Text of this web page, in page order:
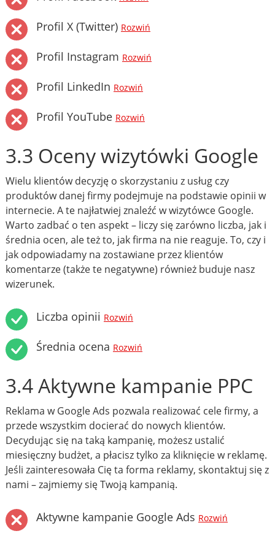
Profil X (Twitter) Rozwiń
Profil Instagram Rozwiń
Profil LinkedIn Rozwiń
Profil YouTube Rozwiń
3.3 Oceny wizytówki Google
Wielu klientów decyzję o skorzystaniu z usług czy
produktów danej firmy podejmuje na podstawie opinii w
internecie. A te najłatwiej znaleźć w wizytówce Google.
Warto zadbać o ten aspekt – liczy się zarówno liczba, jak i
średnia ocen, ale też to, jak firma na nie reaguje. To, czy i
jak odpowiadamy na zostawiane przez klientów
komentarze (także te negatywne) również buduje nasz
wizerunek.
Liczba opinii Rozwiń
Średnia ocena Rozwiń
3.4 Aktywne kampanie PPC
Reklama w Google Ads pozwala realizować cele firmy, a
przede wszystkim docierać do nowych klientów.
Decydując się na taką kampanię, możesz ustalić
miesięczny budżet, a płacisz tylko za kliknięcie w reklamę.
Jeśli zainteresowała Cię ta forma reklamy, skontaktuj się z
nami – zajmiemy się Twoją kampanią.
Aktywne kampanie Google Ads Rozwiń